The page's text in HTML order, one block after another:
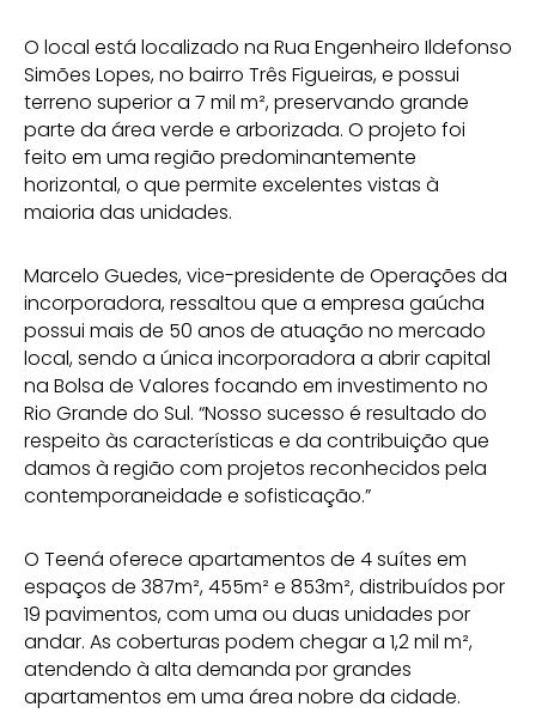
O local está localizado na Rua Engenheiro Ildefonso
Simões Lopes, no bairro Três Figueiras, e possui
terreno superior a 7 mil m², preservando grande
parte da área verde e arborizada. O projeto foi
feito em uma região predominantemente
horizontal, o que permite excelentes vistas à
maioria das unidades.
Marcelo Guedes, vice-presidente de Operações da
incorporadora, ressaltou que a empresa gaúcha
possui mais de 50 anos de atuação no mercado
local, sendo a única incorporadora a abrir capital
na Bolsa de Valores focando em investimento no
Rio Grande do Sul. “Nosso sucesso é resultado do
respeito às características e da contribuição que
damos à região com projetos reconhecidos pela
contemporaneidade e sofisticação.”
O Teená oferece apartamentos de 4 suítes em
espaços de 387m², 455m² e 853m², distribuídos por
19 pavimentos, com uma ou duas unidades por
andar. As coberturas podem chegar a 1,2 mil m²,
atendendo à alta demanda por grandes
apartamentos em uma área nobre da cidade.